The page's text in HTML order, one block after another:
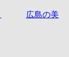
広島の美